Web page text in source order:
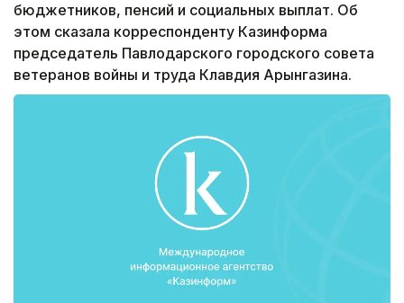
бюджетников, пенсий и социальных выплат. Об
этом сказала корреспонденту Казинформа
председатель Павлодарского городского совета
ветеранов войны и труда Клавдия Арынгазина.